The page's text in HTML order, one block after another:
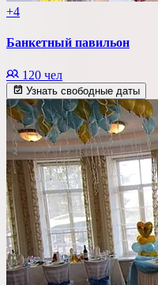
+4
Банкетный павильон
120 чел
Узнать свободные даты